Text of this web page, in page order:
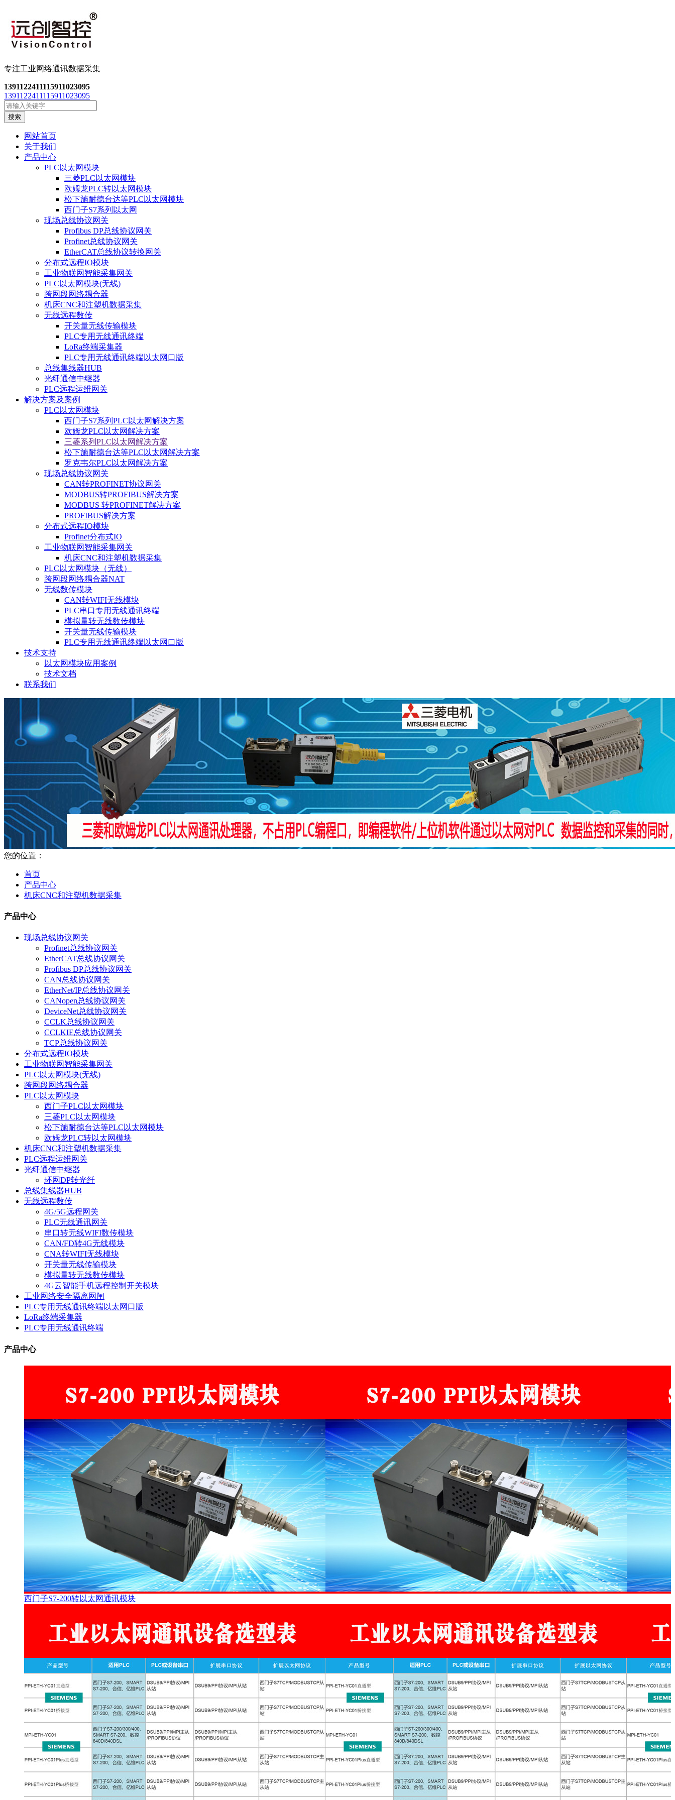
专注工业网络通讯数据采集
1391122411115911023095
1391122411115911023095
搜索
网站首页
关于我们
产品中心
PLC以太网模块
三菱PLC以太网模块
欧姆龙PLC转以太网模块
松下施耐德台达等PLC以太网模块
西门子S7系列以太网
现场总线协议网关
Profibus DP总线协议网关
Profinet总线协议网关
EtherCAT总线协议转换网关
分布式远程IO模块
工业物联网智能采集网关
PLC以太网模块(无线)
跨网段网络耦合器
机床CNC和注塑机数据采集
无线远程数传
开关量无线传输模块
PLC专用无线通讯终端
LoRa终端采集器
PLC专用无线通讯终端以太网口版
总线集线器HUB
光纤通信中继器
PLC远程运维网关
解决方案及案例
PLC以太网模块
西门子S7系列PLC以太网解决方案
欧姆龙PLC以太网解决方案
三菱系列PLC以太网解决方案
松下施耐德台达等PLC以太网解决方案
罗克韦尔PLC以太网解决方案
现场总线协议网关
CAN转PROFINET协议网关
MODBUS转PROFIBUS解决方案
MODBUS 转PROFINET解决方案
PROFIBUS解决方案
分布式远程IO模块
Profinet分布式IO
工业物联网智能采集网关
机床CNC和注塑机数据采集
PLC以太网模块（无线）
跨网段网络耦合器NAT
无线数传模块
CAN转WIFI无线模块
PLC串口专用无线通讯终端
模拟量转无线数传模块
开关量无线传输模块
PLC专用无线通讯终端以太网口版
技术支持
以太网模块应用案例
技术文档
联系我们
您的位置：
首页
产品中心
机床CNC和注塑机数据采集
产品中心
现场总线协议网关
Profinet总线协议网关
EtherCAT总线协议网关
Profibus DP总线协议网关
CAN总线协议网关
EtherNet/IP总线协议网关
CANopen总线协议网关
DeviceNet总线协议网关
CCLK总线协议网关
CCLKIE总线协议网关
TCP总线协议网关
分布式远程IO模块
工业物联网智能采集网关
PLC以太网模块(无线)
跨网段网络耦合器
PLC以太网模块
西门子PLC以太网模块
三菱PLC以太网模块
松下施耐德台达等PLC以太网模块
欧姆龙PLC转以太网模块
机床CNC和注塑机数据采集
PLC远程运维网关
光纤通信中继器
环网DP转光纤
总线集线器HUB
无线远程数传
4G/5G远程网关
PLC无线通讯网关
串口转无线WIFI数传模块
CAN/FD转4G无线模块
CNA转WIFI无线模块
开关量无线传输模块
模拟量转无线数传模块
4G云智能手机远程控制开关模块
工业网络安全隔离网闸
PLC专用无线通讯终端以太网口版
LoRa终端采集器
PLC专用无线通讯终端
产品中心
西门子S7-200转以太网通讯模块